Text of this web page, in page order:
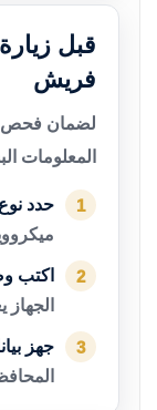
قبل
فريش
لضمان فحص
المعلومات
1 حدد
2 اكتب
3 جهز